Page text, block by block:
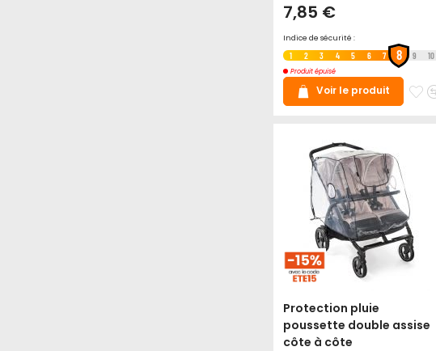
7,85 €
Indice de sécurité :
1 2 3 4 5 6 7 8 9 10
Produit épuisé
Voir le produit
Protection pluie
poussette double assise
côte à côte